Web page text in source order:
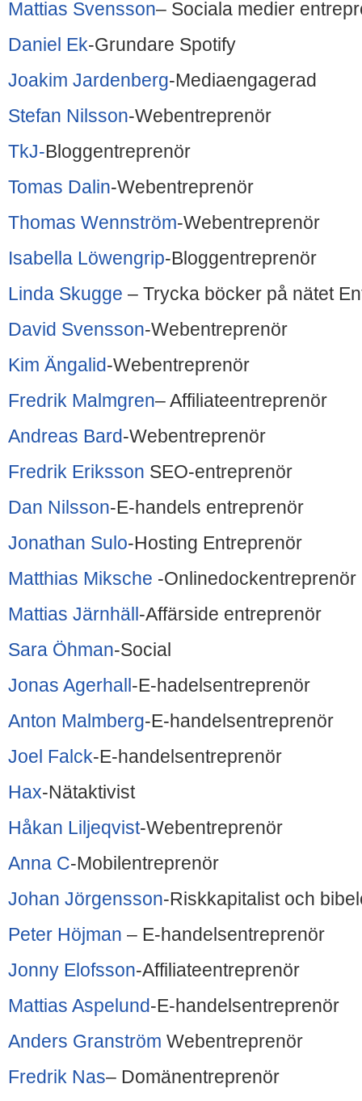
Mattias Svensson– Sociala medier
Daniel Ek-Grundare Spotify
Joakim Jardenberg-Mediaengagerad
Stefan Nilsson-Webentreprenör
TkJ-Bloggentreprenör
Tomas Dalin-Webentreprenör
Thomas Wennström-Webentreprenör
Isabella Löwengrip-Bloggentreprenör
Linda Skugge – Trycka böcker på nätet
David Svensson-Webentreprenör
Kim Ängalid-Webentreprenör
Fredrik Malmgren– Affiliateentreprenör
Andreas Bard-Webentreprenör
Fredrik Eriksson SEO-entreprenör
Dan Nilsson-E-handels entreprenör
Jonathan Sulo-Hosting Entreprenör
Matthias Miksche -Onlinedockentreprenör
Mattias Järnhäll-Affärside entreprenör
Sara Öhman-Social
Jonas Agerhall-E-hadelsentreprenör
Anton Malmberg-E-handelsentreprenör
Joel Falck-E-handelsentreprenör
Hax-Nätaktivist
Håkan Liljeqvist-Webentreprenör
Anna C-Mobilentreprenör
Johan Jörgensson-Riskkapitalist och
Peter Höjman – E-handelsentreprenör
Jonny Elofsson-Affiliateentreprenör
Mattias Aspelund-E-handelsentreprenör
Anders Granström Webentreprenör
Fredrik Nas– Domänentreprenör